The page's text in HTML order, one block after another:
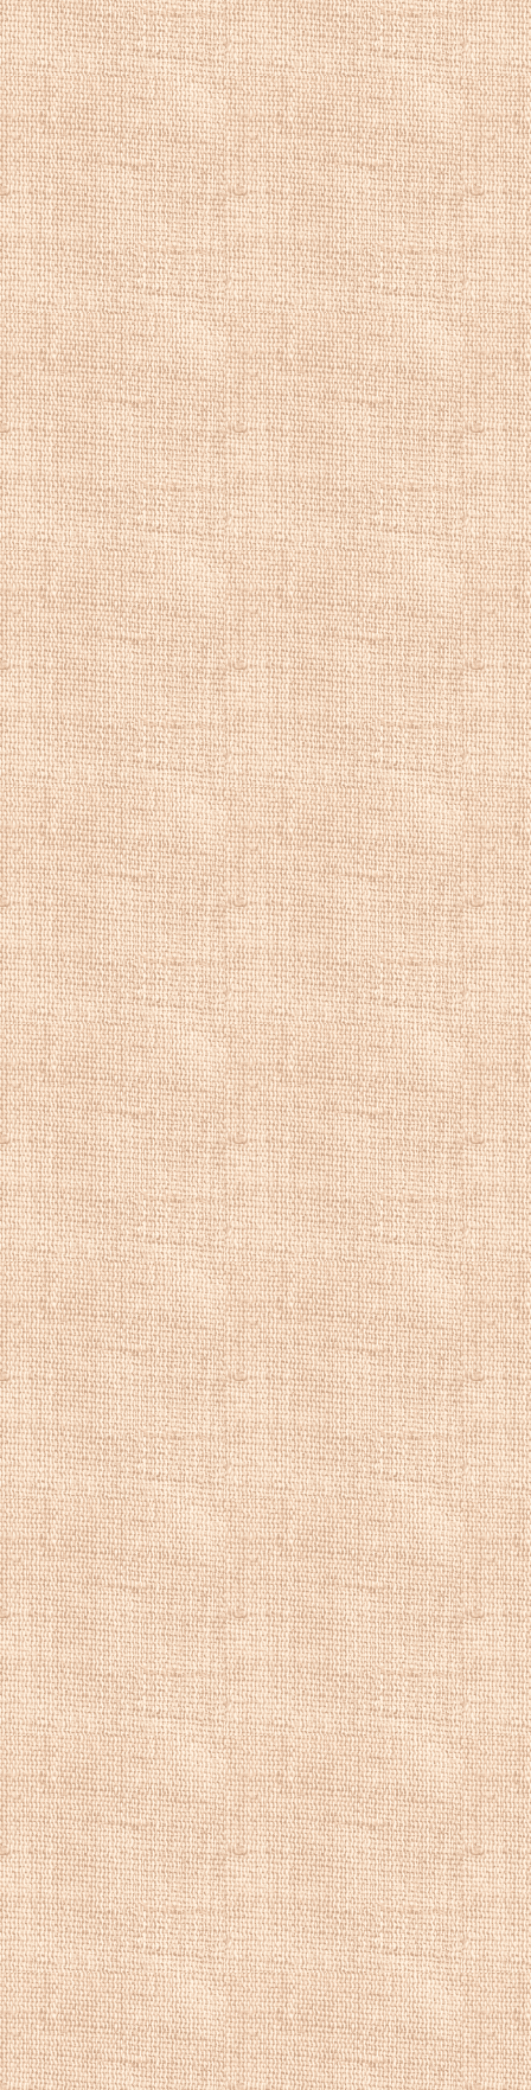
річки Урал і Ор,
...". Шевченко
проханням про
права малювати.
У 1859 році
Шевченко,
Академії
чи задати
квітня ухвалила
задати програму
2 вересня 1860
Бейдеманом, Ів.
Тарасу
гравірування
Шевченко Тарас
березня) 1861
Смоленському
а через 58 днів
його Заповітом,
Чернечій горі
Купити
репродукції
художника,
річковий
Картини
репродукції